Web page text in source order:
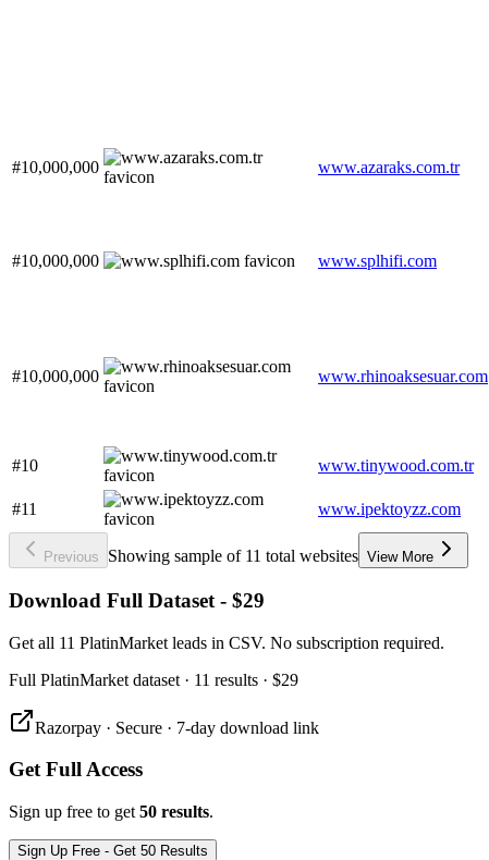
#10,000,000 www.azaraks.com.tr
#10,000,000 www.splhifi.com
#10,000,000 www.rhinoaksesuar.com
#10 www.tinywood.com.tr
#11 www.ipektoyzz.com
Previous Showing sample of 11 total websites View More
Download Full Dataset - $29
Get all 11 PlatinMarket leads in CSV. No subscription required.
Full PlatinMarket dataset · 11 results · $29
Razorpay · Secure · 7-day download link
Get Full Access
Sign up free to get 50 results.
Sign Up Free - Get 50 Results